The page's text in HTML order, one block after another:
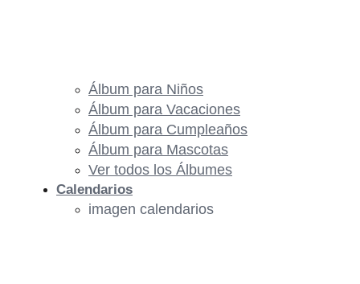
Álbum para Niños
Álbum para Vacaciones
Álbum para Cumpleaños
Álbum para Mascotas
Ver todos los Álbumes
Calendarios
imagen calendarios